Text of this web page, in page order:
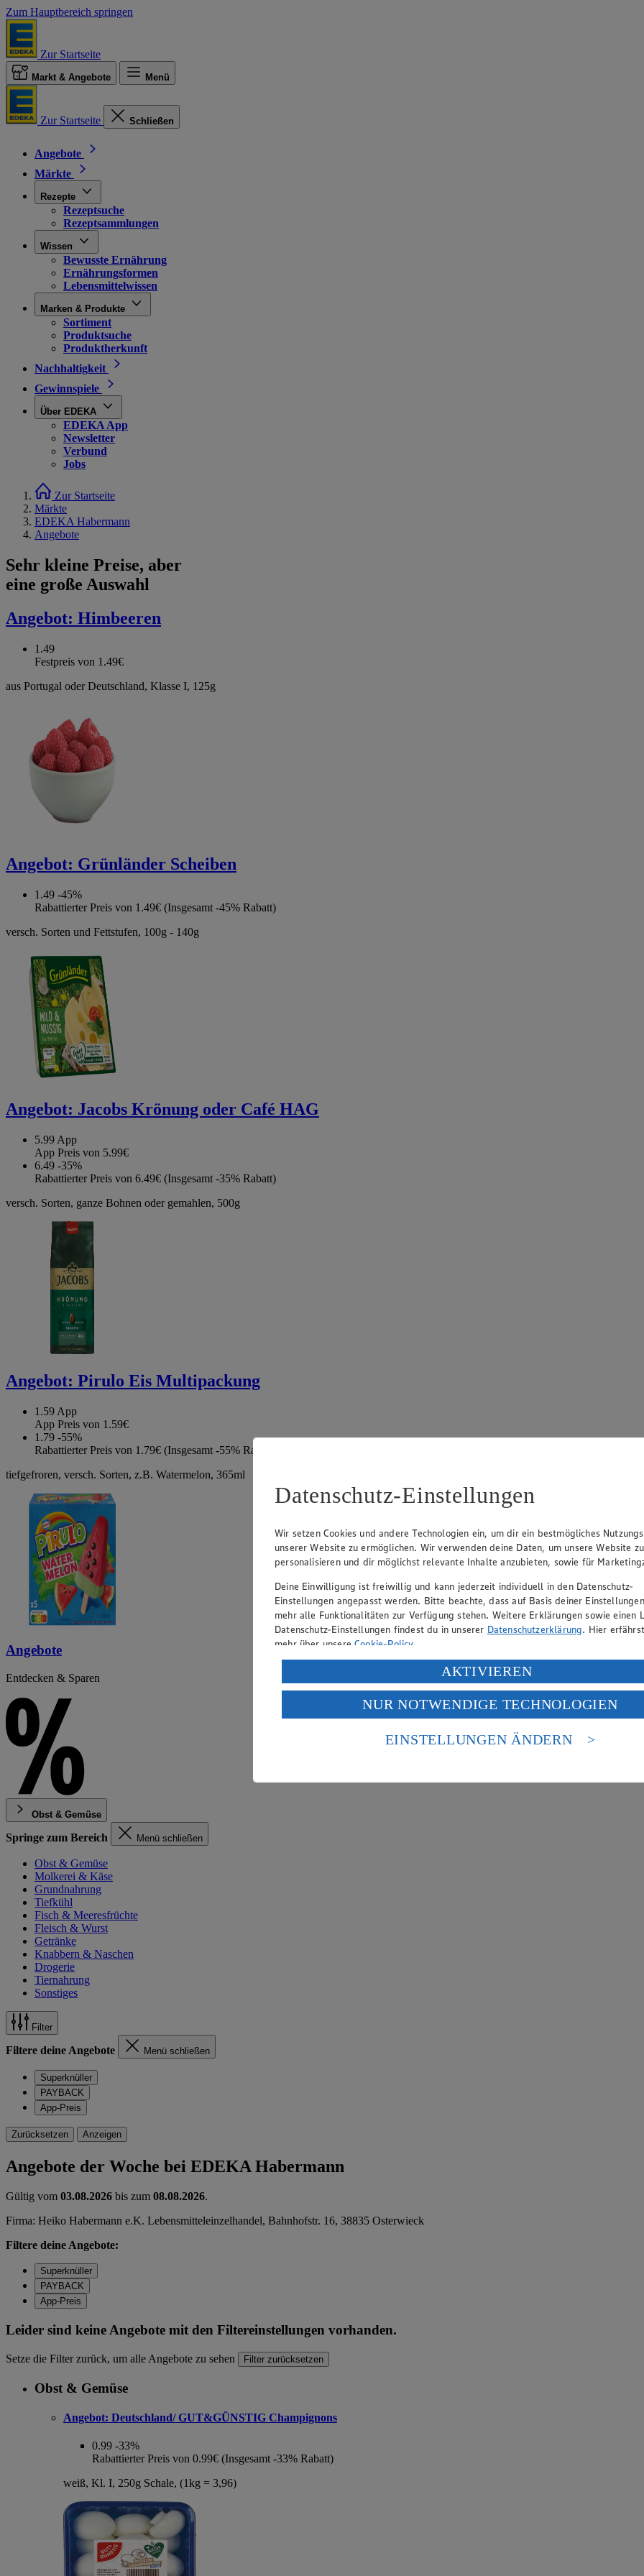
Zum Hauptbereich springen
Zur Startseite
Markt & Angebote Menü
Zur Startseite Schließen
Angebote
Märkte
Rezepte
Rezeptsuche
Rezeptsammlungen
Wissen
Bewusste Ernährung
Ernährungsformen
Lebensmittelwissen
Marken & Produkte
Sortiment
Produktsuche
Produktherkunft
Nachhaltigkeit
Gewinnspiele
Über EDEKA
EDEKA App
Newsletter
Verbund
Jobs
Zur Startseite
Märkte
EDEKA Habermann
Angebote
Sehr kleine Preise, aber
eine große Auswahl
Angebot: Himbeeren
1.49
Festpreis von 1.49€
aus Portugal oder Deutschland, Klasse I, 125g
Angebot: Grünländer Scheiben
1.49 -45%
Rabattierter Preis von 1.49€ (Insgesamt -45% Rabatt)
versch. Sorten und Fettstufen, 100g - 140g
Angebot: Jacobs Krönung oder Café HAG
5.99 App
App Preis von 5.99€
6.49 -35%
Rabattierter Preis von 6.49€ (Insgesamt -35% Rabatt)
versch. Sorten, ganze Bohnen oder gemahlen, 500g
Angebot: Pirulo Eis Multipackung
1.59 App
App Preis von 1.59€
1.79 -55%
Rabattierter Preis von 1.79€ (Insgesamt -55% Rabatt)
tiefgefroren, versch. Sorten, z.B. Watermelon, 365ml
Angebote
Entdecken & Sparen
Obst & Gemüse
Springe zum Bereich Menü schließen
Obst & Gemüse
Molkerei & Käse
Grundnahrung
Tiefkühl
Fisch & Meeresfrüchte
Fleisch & Wurst
Getränke
Knabbern & Naschen
Drogerie
Tiernahrung
Sonstiges
Filter
Filtere deine Angebote Menü schließen
Superknüller
PAYBACK
App-Preis
Zurücksetzen Anzeigen
Angebote der Woche bei EDEKA Habermann
Gültig vom 03.08.2026 bis zum 08.08.2026.
Firma: Heiko Habermann e.K. Lebensmitteleinzelhandel, Bahnhofstr. 16, 38835 Osterwieck
Filtere deine Angebote:
Superknüller
PAYBACK
App-Preis
Leider sind keine Angebote mit den Filtereinstellungen vorhanden.
Setze die Filter zurück, um alle Angebote zu sehen Filter zurücksetzen
Obst & Gemüse
Angebot: Deutschland/ GUT&GÜNSTIG Champignons
0.99 -33%
Rabattierter Preis von 0.99€ (Insgesamt -33% Rabatt)
weiß, Kl. I, 250g Schale, (1kg = 3,96)
Datenschutz-Einstellungen
Wir setzen Cookies und andere Technologien ein, um dir ein bestmögliches
unserer Website zu ermöglichen. Wir verwenden deine Daten, um unsere Website zu
personalisieren und dir möglichst relevante Inhalte anzubieten, sowie für
Deine Einwilligung ist freiwillig und kann jederzeit individuell in den Datenschutz-
Einstellungen angepasst werden. Bitte beachte, dass auf Basis deiner
mehr alle Funktionalitäten zur Verfügung stehen. Weitere Erklärungen sowie einen
Datenschutz-Einstellungen findest du in unserer Datenschutzerklärung. Hier
mehr über unsereCookie-Policy.
Verarbeitung deiner personenbezogenen Daten in den USA durch Facebook und
Wenn du auf „Aktivieren“ klickst, willigst du im Sinne des Art. 49 Abs. 1 Satz 1 lit.
ein, dass deine Daten in den USA verarbeitet werden. Der EuGH sieht die USA als
einem nach europäischen Standards nicht angemessenen Datenschutzniveau an. Es
Risiko eines Zugriffs durch US-amerikanische Behörden.
AKTIVIEREN
NUR NOTWENDIGE TECHNOLOGIEN
EINSTELLUNGEN ÄNDERN